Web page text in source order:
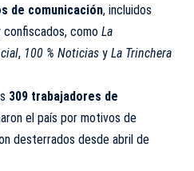
de comunicación, incluidos
confiscados, como La
, 100 % Noticias y La Trinchera
309 trabajadores de
el país por motivos de
desterrados desde abril de